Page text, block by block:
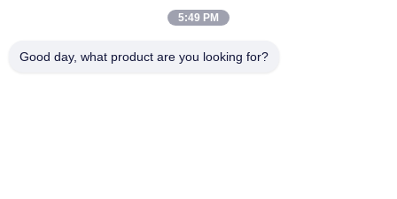
5:49 PM
Good day, what product are you looking for?